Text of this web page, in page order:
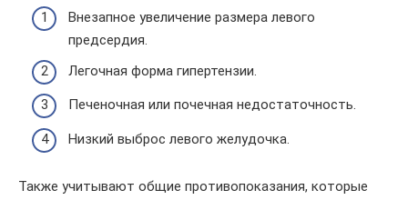
Внезапное увеличение размера левого
предсердия.
Легочная форма гипертензии.
Печеночная или почечная недостаточность.
Низкий выброс левого желудочка.
Также учитывают общие противопоказания, которые